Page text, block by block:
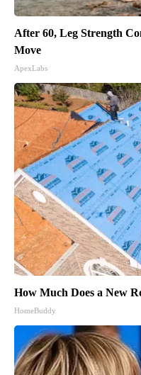
After 60, Leg Strength
Move
ApexLabs
How Much Does a New
HomeBuddy